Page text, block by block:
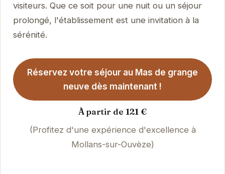
visiteurs. Que ce soit pour une nuit ou un séjour
prolongé, l'établissement est une invitation à la
sérénité.
Réservez votre séjour au Mas de grange
neuve dès maintenant !
À partir de 121 €
(Profitez d'une expérience d'excellence à
Mollans-sur-Ouvèze)